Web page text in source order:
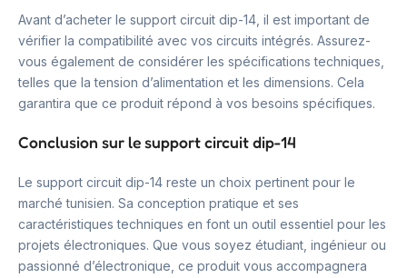
Avant d’acheter le support circuit dip-14, il est important de
vérifier la compatibilité avec vos circuits intégrés. Assurez-
vous également de considérer les spécifications techniques,
telles que la tension d’alimentation et les dimensions. Cela
garantira que ce produit répond à vos besoins spécifiques.
Conclusion sur le support circuit dip-14
Le support circuit dip-14 reste un choix pertinent pour le
marché tunisien. Sa conception pratique et ses
caractéristiques techniques en font un outil essentiel pour les
projets électroniques. Que vous soyez étudiant, ingénieur ou
passionné d’électronique, ce produit vous accompagnera